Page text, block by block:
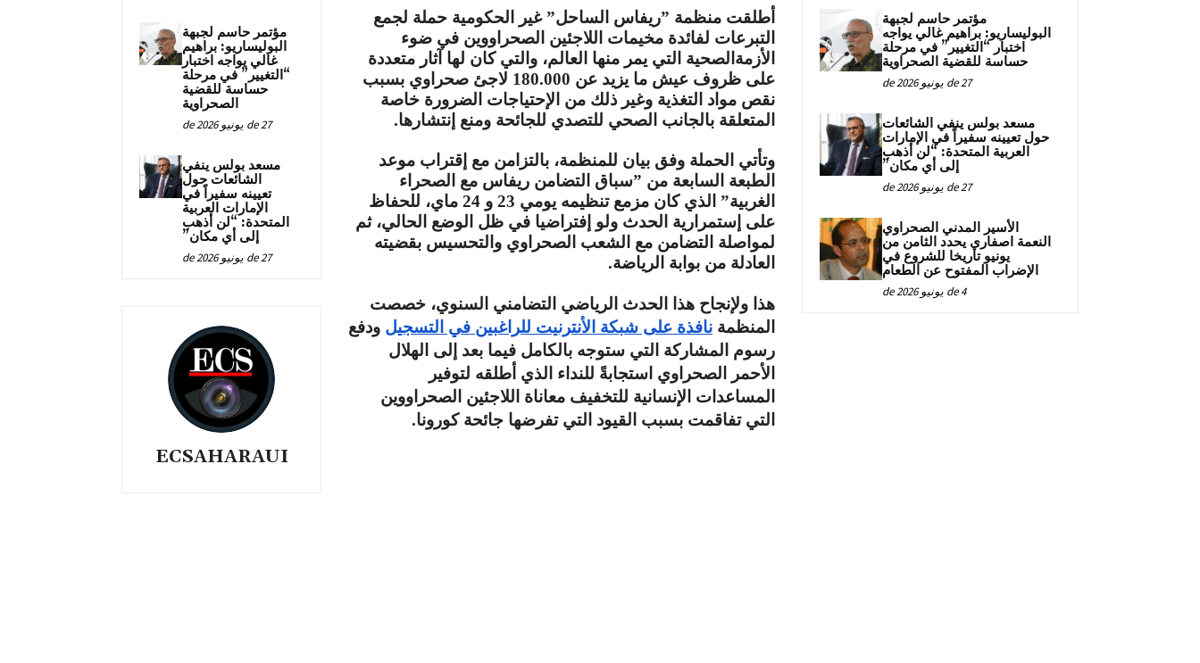
مؤتمر حاسم لجبهة
البوليساريو: براهيم
غالي يواجه اختبار
“التغيير” في مرحلة
حساسة للقضية
الصحراوية
27 de يونيو de 2026
مسعد بولس ينفي
الشائعات حول
تعيينه سفيراً في
الإمارات العربية
المتحدة: “لن أذهب
إلى أي مكان”
27 de يونيو de 2026
ECSAHARAUI
أطلقت منظمة ”ريفاس الساحل” غير الحكومية حملة لجمع
التبرعات لفائدة مخيمات اللاجئين الصحراووين في ضوء
الأزمةالصحية التي يمر منها العالم، والتي كان لها آثار متعددة
على ظروف عيش ما يزيد عن 180.000 لاجئ صحراوي بسبب
نقص مواد التغذية وغير ذلك من الإحتياجات الضرورة خاصة
المتعلقة بالجانب الصحي للتصدي للجائحة ومنع إنتشارها.
وتأتي الحملة وفق بيان للمنظمة، بالتزامن مع إقتراب موعد
الطبعة السابعة من ”سباق التضامن ريفاس مع الصحراء
الغربية” الذي كان مزمع تنظيمه يومي 23 و 24 ماي، للحفاظ
على إستمرارية الحدث ولو إفتراضيا في ظل الوضع الحالي، ثم
لمواصلة التضامن مع الشعب الصحراوي والتحسيس بقضيته
العادلة من بوابة الرياضة.
المنظمة نافذة على شبكة الأنترنيت للراغبين في التسجيل
التي تفاقمت بسبب القيود التي تفرضها جائحة كورونا.
مؤتمر حاسم لجبهة
البوليساريو: براهيم غالي يواجه
اختبار “التغيير” في مرحلة
حساسة للقضية الصحراوية
27 de يونيو de 2026
مسعد بولس ينفي الشائعات
حول تعيينه سفيراً في الإمارات
العربية المتحدة: “لن أذهب
إلى أي مكان”
27 de يونيو de 2026
الأسير المدني الصحراوي
النعمة اصفاري يحدد الثامن من
يونيو تاريخا للشروع في
الإضراب المفتوح عن الطعام
4 de يونيو de 2026